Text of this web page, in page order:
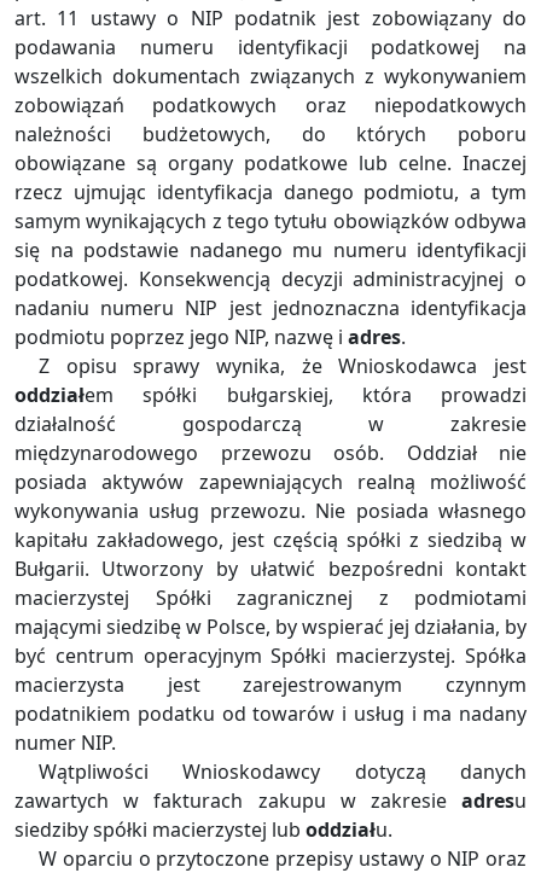
art. 11 ustawy o NIP podatnik jest zobowiązany do
podawania numeru identyfikacji podatkowej na
wszelkich dokumentach związanych z wykonywaniem
zobowiązań podatkowych oraz niepodatkowych
należności budżetowych, do których poboru
obowiązane są organy podatkowe lub celne. Inaczej
rzecz ujmując identyfikacja danego podmiotu, a tym
samym wynikających z tego tytułu obowiązków odbywa
się na podstawie nadanego mu numeru identyfikacji
podatkowej. Konsekwencją decyzji administracyjnej o
nadaniu numeru NIP jest jednoznaczna identyfikacja
podmiotu poprzez jego NIP, nazwę i adres.
Z opisu sprawy wynika, że Wnioskodawca jest
oddziałem spółki bułgarskiej, która prowadzi
działalność gospodarczą w zakresie
międzynarodowego przewozu osób. Oddział nie
posiada aktywów zapewniających realną możliwość
wykonywania usług przewozu. Nie posiada własnego
kapitału zakładowego, jest częścią spółki z siedzibą w
Bułgarii. Utworzony by ułatwić bezpośredni kontakt
macierzystej Spółki zagranicznej z podmiotami
mającymi siedzibę w Polsce, by wspierać jej działania, by
być centrum operacyjnym Spółki macierzystej. Spółka
macierzysta jest zarejestrowanym czynnym
podatnikiem podatku od towarów i usług i ma nadany
numer NIP.
Wątpliwości Wnioskodawcy dotyczą danych
zawartych w fakturach zakupu w zakresie adresu
siedziby spółki macierzystej lub oddziału.
W oparciu o przytoczone przepisy ustawy o NIP oraz